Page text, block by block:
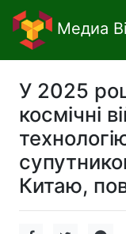
Медиа
У 2025
космічні
Китаю,